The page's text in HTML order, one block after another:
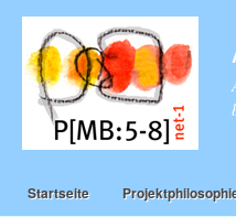
Startseite